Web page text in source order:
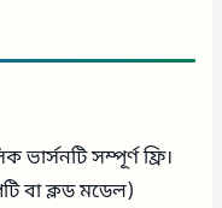
ভার্সনটি সম্পূর্ণ ফ্রি।
বা ক্লড মডেল)